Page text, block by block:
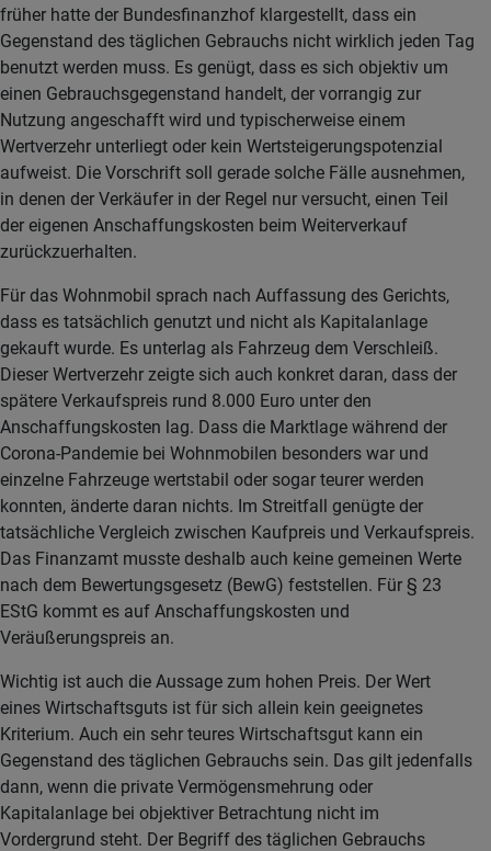
früher hatte der Bundesfinanzhof klargestellt, dass ein
Gegenstand des täglichen Gebrauchs nicht wirklich jeden Tag
benutzt werden muss. Es genügt, dass es sich objektiv um
einen Gebrauchsgegenstand handelt, der vorrangig zur
Nutzung angeschafft wird und typischerweise einem
Wertverzehr unterliegt oder kein Wertsteigerungspotenzial
aufweist. Die Vorschrift soll gerade solche Fälle ausnehmen,
in denen der Verkäufer in der Regel nur versucht, einen Teil
der eigenen Anschaffungskosten beim Weiterverkauf
zurückzuerhalten.
Für das Wohnmobil sprach nach Auffassung des Gerichts,
dass es tatsächlich genutzt und nicht als Kapitalanlage
gekauft wurde. Es unterlag als Fahrzeug dem Verschleiß.
Dieser Wertverzehr zeigte sich auch konkret daran, dass der
spätere Verkaufspreis rund 8.000 Euro unter den
Anschaffungskosten lag. Dass die Marktlage während der
Corona-Pandemie bei Wohnmobilen besonders war und
einzelne Fahrzeuge wertstabil oder sogar teurer werden
konnten, änderte daran nichts. Im Streitfall genügte der
tatsächliche Vergleich zwischen Kaufpreis und Verkaufspreis.
Das Finanzamt musste deshalb auch keine gemeinen Werte
nach dem Bewertungsgesetz (BewG) feststellen. Für § 23
EStG kommt es auf Anschaffungskosten und
Veräußerungspreis an.
Wichtig ist auch die Aussage zum hohen Preis. Der Wert
eines Wirtschaftsguts ist für sich allein kein geeignetes
Kriterium. Auch ein sehr teures Wirtschaftsgut kann ein
Gegenstand des täglichen Gebrauchs sein. Das gilt jedenfalls
dann, wenn die private Vermögensmehrung oder
Kapitalanlage bei objektiver Betrachtung nicht im
Vordergrund steht. Der Begriff des täglichen Gebrauchs